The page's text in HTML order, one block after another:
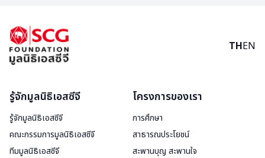
THEN
รู้จักมูลนิธิเอสซีจี
รู้จักมูลนิธิเอสซีจี
คณะกรรมการมูลนิธิเอสซีจี
ทีมมูลนิธิเอสซีจี
โครงการของเรา
การศึกษา
สาธารณประโยชน์
สะพานบุญ สะพานใจ